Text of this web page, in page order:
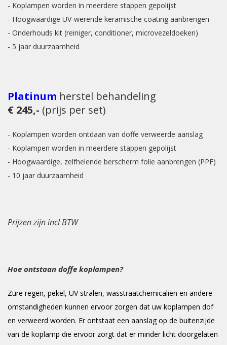
- Koplampen worden in meerdere stappen gepolijst
- Hoogwaardige UV-werende keramische coating aanbrengen
- Onderhouds kit (reiniger, conditioner, microvezeldoeken)
- 5 jaar duurzaamheid
Platinum herstel behandeling
€ 245,- (prijs per set)
- Koplampen worden ontdaan van doffe verweerde aanslag
- Koplampen worden in meerdere stappen gepolijst
- Hoogwaardige, zelfhelende berscherm folie aanbrengen (PPF)
- 10 jaar duurzaamheid
Prijzen zijn incl BTW
Hoe ontstaan doffe koplampen?
Zure regen, pekel, UV stralen, wasstraatchemicaliën en andere
omstandigheden kunnen ervoor zorgen dat uw koplampen dof
en verweerd worden. Er ontstaat een aanslag op de buitenzijde
van de koplamp die ervoor zorgt dat er minder licht doorgelaten